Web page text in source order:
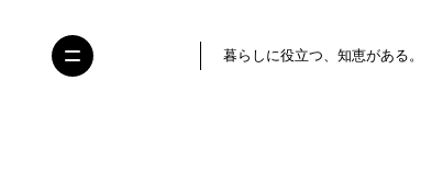
暮らしに役立つ、知恵がある。